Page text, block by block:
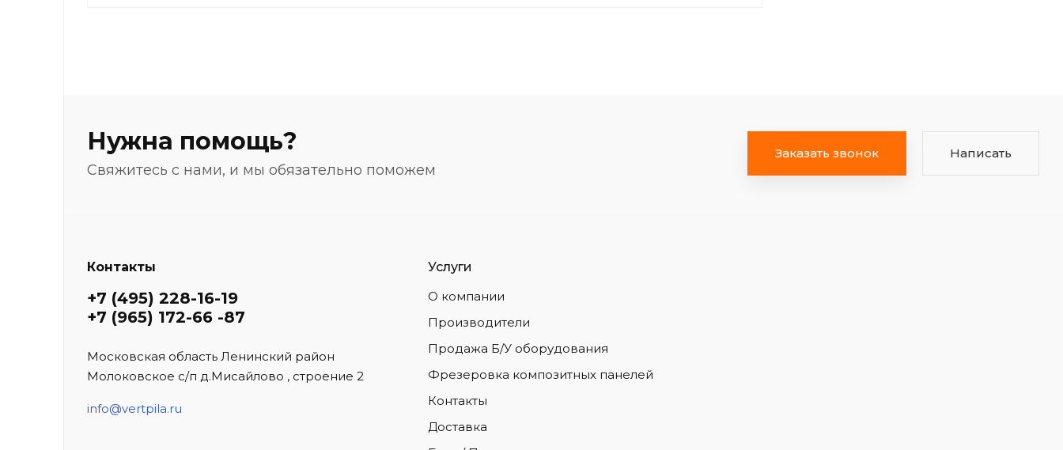
Нужна помощь?
Свяжитесь с нами, и мы обязательно поможем
Заказать звонок Написать
Контакты
+7 (495) 228-16-19
+7 (965) 172-66 -87
Московская область Ленинский район
Молоковское с/п д.Мисайлово , строение 2
info@vertpila.ru
Услуги
О компании
Производители
Продажа Б/У оборудования
Фрезеровка композитных панелей
Контакты
Доставка